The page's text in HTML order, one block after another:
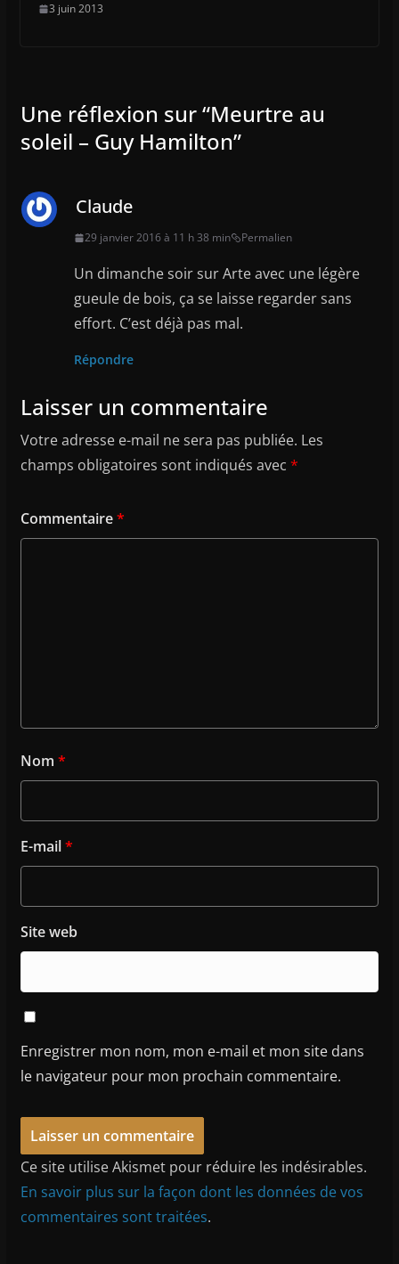
3 juin 2013
Une réflexion sur “Meurtre au
soleil – Guy Hamilton”
Claude
29 janvier 2016 à 11 h 38 min Permalien
Un dimanche soir sur Arte avec une légère
gueule de bois, ça se laisse regarder sans
effort. C’est déjà pas mal.
Répondre
Laisser un commentaire
Votre adresse e-mail ne sera pas publiée. Les
champs obligatoires sont indiqués avec *
Commentaire*
Nom *
E-mail*
Site web
Enregistrer mon nom, mon e-mail et mon site dans
le navigateur pour mon prochain commentaire.
Ce site utilise Akismet pour réduire les indésirables.
En savoir plus sur la façon dont les données de vos
commentaires sont traitées.